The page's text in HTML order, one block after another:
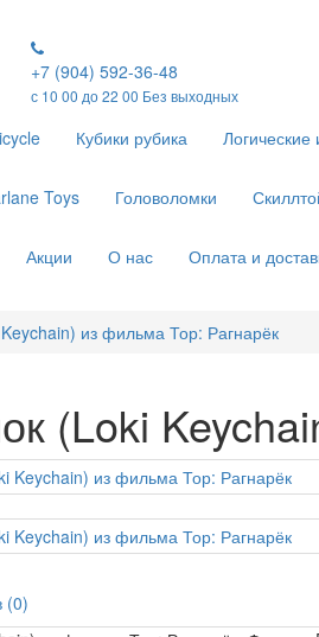
+7 (904) 592-36-48
с 10 00 до 22 00 Без выходных
Кубики рубика Логические
Toys Головоломки
Акции О нас Оплата и
из фильма Тор: Рагнарёк
(Loki
(0)